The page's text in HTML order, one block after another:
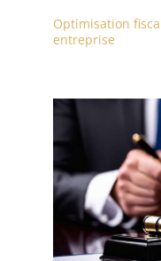
Optimisation
entreprise